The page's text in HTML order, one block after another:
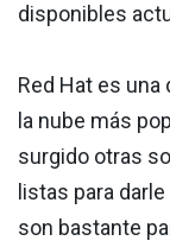
disponibles
Red Hat es
la nube más
surgido otras
listas para
son bastante